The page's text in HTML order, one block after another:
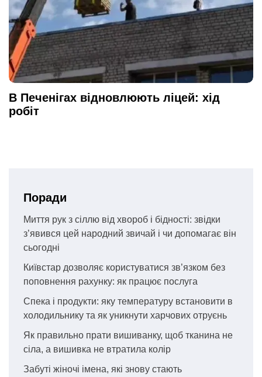
В Печенігах відновлюють ліцей: хід
робіт
Поради
Миття рук з сіллю від хвороб і бідності: звідки
з’явився цей народний звичай і чи допомагає він
сьогодні
Київстар дозволяє користуватися зв’язком без
поповнення рахунку: як працює послуга
Спека і продукти: яку температуру встановити в
холодильнику та як уникнути харчових отруєнь
Як правильно прати вишиванку, щоб тканина не
сіла, а вишивка не втратила колір
Забуті жіночі імена, які знову стають